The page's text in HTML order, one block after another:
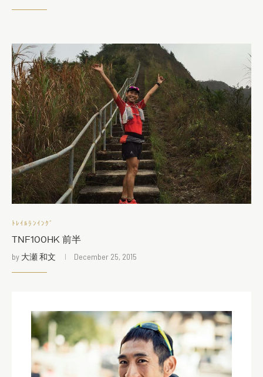
ﾄﾚｲﾙﾗﾝｲﾝｸﾞ
TNF100HK 前半
by 大瀬 和文 December 25, 2015